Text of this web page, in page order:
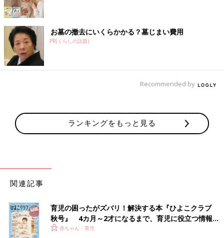
お墓の撤去にいくらかかる？墓じまい費用
PR(くらしの話題)
Recommended by
ランキングをもっと見る
関連記事
育児の困ったがズバリ！解決する本『ひよこクラブ
秋号』 4カ月～2才になるまで、育児に役立つ情報が
いっぱい！
赤ちゃん・育児